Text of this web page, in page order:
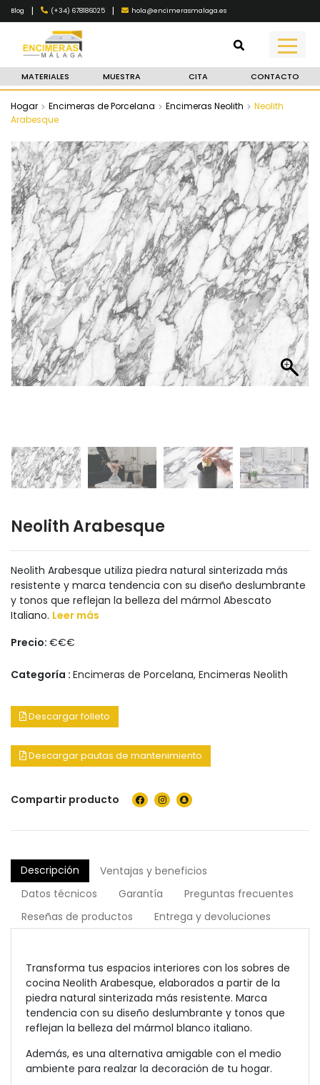
Blog | (+34) 678186025 | hola@encimerasmalaga.es
MATERIALES MUESTRA CITA CONTACTO
Hogar Encimeras de Porcelana Encimeras Neolith
Neolith
Arabesque
Neolith Arabesque
Neolith Arabesque utiliza piedra natural sinterizada más
resistente y marca tendencia con su diseño deslumbrante
y tonos que reflejan la belleza del mármol Abescato
Italiano. Leer más
Precio: €€€
Categoría : Encimeras de Porcelana, Encimeras Neolith
Descargar folleto
Descargar pautas de mantenimiento
Compartir producto
Descripción
Ventajas y beneficios
Datos técnicos
Garantía
Preguntas frecuentes
Reseñas de productos
Entrega y devoluciones
Transforma tus espacios interiores con los sobres de
cocina Neolith Arabesque, elaborados a partir de la
piedra natural sinterizada más resistente. Marca
tendencia con su diseño deslumbrante y tonos que
reflejan la belleza del mármol blanco italiano.
Además, es una alternativa amigable con el medio
ambiente para realzar la decoración de tu hogar.